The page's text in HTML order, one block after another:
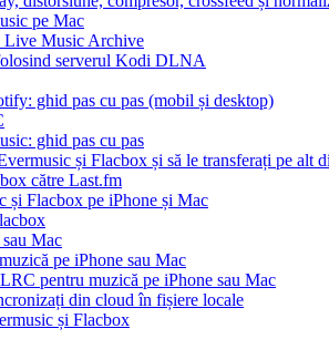
pe Mac
Live Music Archive
serverul Kodi DLNA
ghid pas cu pas (mobil și desktop)
ghid pas cu pas
și Flacbox și să le transferați pe alt
către Last.fm
și Flacbox pe iPhone și Mac
Mac
pe iPhone sau Mac
pentru muzică pe iPhone sau Mac
din cloud în fișiere locale
și Flacbox